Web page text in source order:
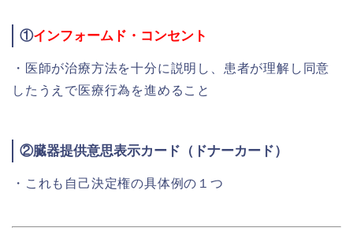
①インフォームド・コンセント
・医師が治療方法を十分に説明し、患者が理解し同意
したうえで医療行為を進めること
②臓器提供意思表示カード （ ドナーカード）
・これも自己決定権の具体例の１つ